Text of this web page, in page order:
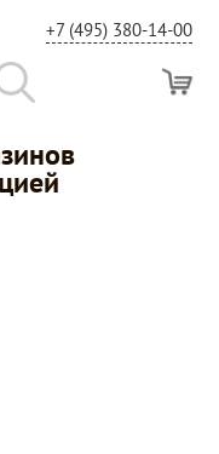
+7 (495) 380-14-00